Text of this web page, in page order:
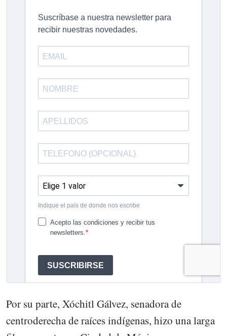
Por su parte, Xóchitl Gálvez, senadora de
centroderecha de raíces indígenas, hizo una larga